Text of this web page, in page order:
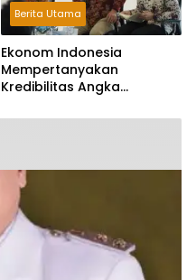
Berita Utama
Ekonom Indonesia
Mempertanyakan
Kredibilitas Angka
Tumbuh Tapi Rapuh